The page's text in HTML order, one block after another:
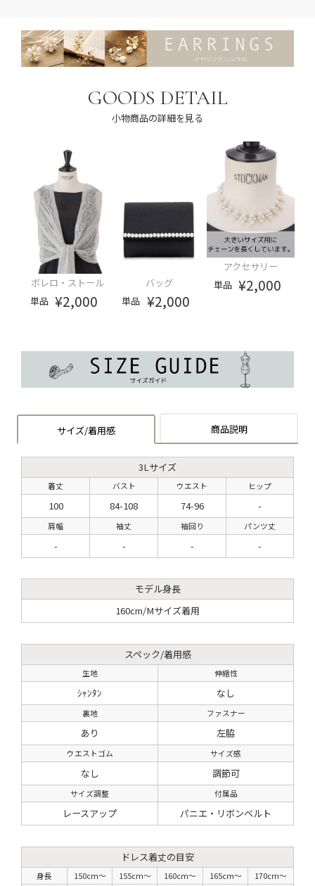
GOODS DETAIL
小物商品の詳細を見る
ボレロ・ストール
単品 ¥2,000
バッグ
単品 ¥2,000
アクセサリー
単品 ¥2,000
サイズ/着用感 商品説明
3Lサイズ
着丈 バスト ウエスト ヒップ
100 84-108 74-96 -
肩幅 袖丈 袖回り パンツ丈
- - - -
モデル身長
160cm/Mサイズ着用
スペック/着用感
生地 伸縮性
ｼｬﾝﾀﾝ なし
裏地 ファスナー
あり 左脇
ウエストゴム サイズ感
なし 調節可
サイズ調整 付属品
レースアップ パニエ・リボンベルト
ドレス着丈の目安
身長 150cm〜 155cm〜 160cm〜 165cm〜
170cm〜